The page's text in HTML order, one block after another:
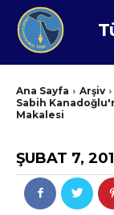
Ana Sayfa Arşiv
Sabih
Makalesi
ŞUBAT 7,